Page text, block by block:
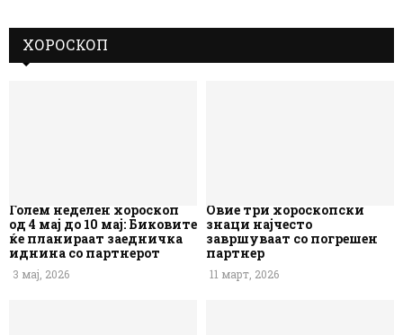
ХОРОСКОП
Голем неделен хороскоп
од 4 мај до 10 мај: Биковите
ќе планираат заедничка
иднина со партнерот
3 мај, 2026
Овие три хороскопски
знаци најчесто
завршуваат со погрешен
партнер
11 март, 2026